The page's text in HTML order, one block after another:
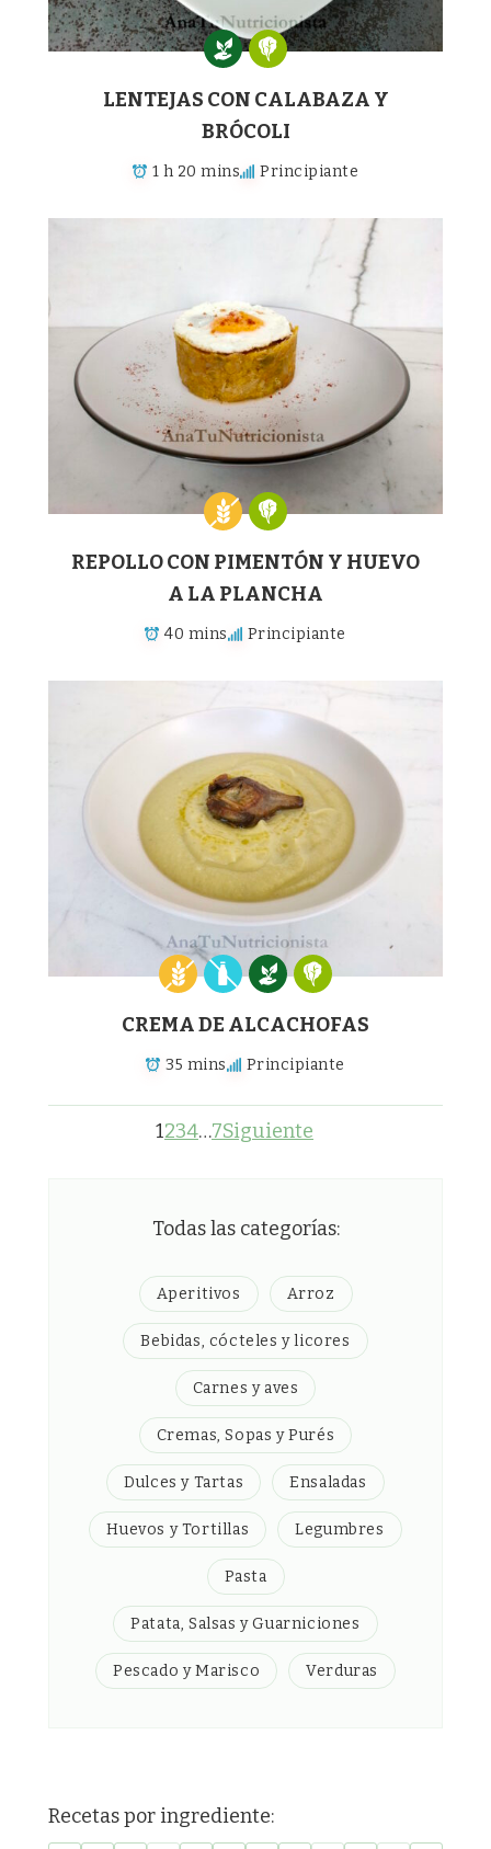
LENTEJAS CON CALABAZA Y
BRÓCOLI
1 h 20 mins Principiante
REPOLLO CON PIMENTÓN Y HUEVO
A LA PLANCHA
40 mins Principiante
CREMA DE ALCACHOFAS
35 mins Principiante
1234…7Siguiente
Todas las categorías:
Aperitivos Arroz
Bebidas, cócteles y licores
Carnes y aves
Cremas, Sopas y Purés
Dulces y Tartas Ensaladas
Huevos y Tortillas Legumbres
Pasta
Patata, Salsas y Guarniciones
Pescado y Marisco Verduras
Recetas por ingrediente: